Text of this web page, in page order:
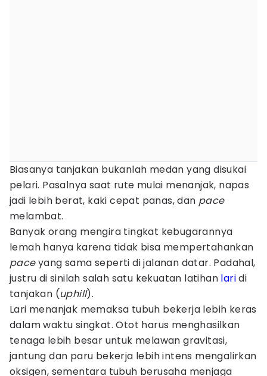
Biasanya tanjakan bukanlah medan yang disukai
pelari. Pasalnya saat rute mulai menanjak, napas
jadi lebih berat, kaki cepat panas, dan pace
melambat.
Banyak orang mengira tingkat kebugarannya
lemah hanya karena tidak bisa mempertahankan
paceyang sama seperti di jalanan datar. Padahal,
justru di sinilah salah satu kekuatan latihan laridi
tanjakan (uphill).
Lari menanjak memaksa tubuh bekerja lebih keras
dalam waktu singkat. Otot harus menghasilkan
tenaga lebih besar untuk melawan gravitasi,
jantung dan paru bekerja lebih intens mengalirkan
oksigen, sementara tubuh berusaha menjaga